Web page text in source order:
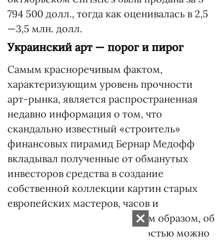
794 500 долл., тогда как оценивалась в 2,5
—3,5 млн. долл.
Украинский арт — порог и пирог
Самым красноречивым фактом,
характеризующим уровень прочности
арт-рынка, является распространенная
недавно информация о том, что
скандально известный «строитель»
финансовых пирамид Бернар Медофф
вкладывал полученные от обманутых
инвесторов средства в создание
собственной коллекции картин старых
европейских мастеров, часов и
ювелирных украшений. Таким образом, об
искусстве с полной уверенностью можно